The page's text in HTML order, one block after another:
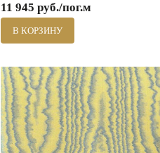
11 945 руб./пог.м
В КОРЗИНУ